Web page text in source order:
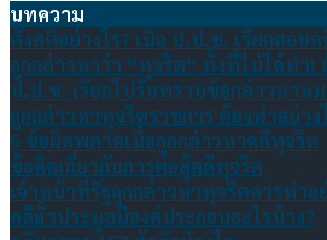
บทความ
ตั้งสติอย่างไร? เมื่อ ป.ป.ช. เรียกสอบ
ถูกกล่าวหาว่า “ทุจริต” ทั้งที่ไม่ได้ทำ!
ป.ป.ช. เรียกไปรับทราบข้อกล่าวหาหม
ถูกกล่าวหาทุจริตราชการ ต้องทำอย่าง
5 ข้อผิดพลาดเมื่อถูกกล่าวหาคดีทุจริต
ข้อคิดเกี่ยวกับการต่อสู้คดีทุจริต
เจ้าหน้าที่รัฐถูกกล่าวหาทุจริตควรทำอ
คดีฮั้วประมูลมีองค์ประกอบอะไรบ้าง?